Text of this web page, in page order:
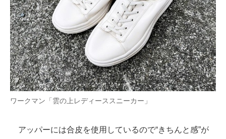
ワークマン「雲の上レディーススニーカー」
アッパーには合皮を使用しているので“きちんと感”が